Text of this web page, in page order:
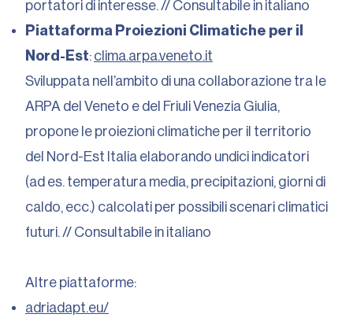
portatori di interesse. // Consultabile in italiano
Piattaforma Proiezioni Climatiche per il
Nord-Est: clima.arpa.veneto.it
Sviluppata nell’ambito di una collaborazione tra le
ARPA del Veneto e del Friuli Venezia Giulia,
propone le proiezioni climatiche per il territorio
del Nord-Est Italia elaborando undici indicatori
(ad es. temperatura media, precipitazioni, giorni di
caldo, ecc.) calcolati per possibili scenari climatici
futuri. // Consultabile in italiano
Altre piattaforme:
adriadapt.eu/